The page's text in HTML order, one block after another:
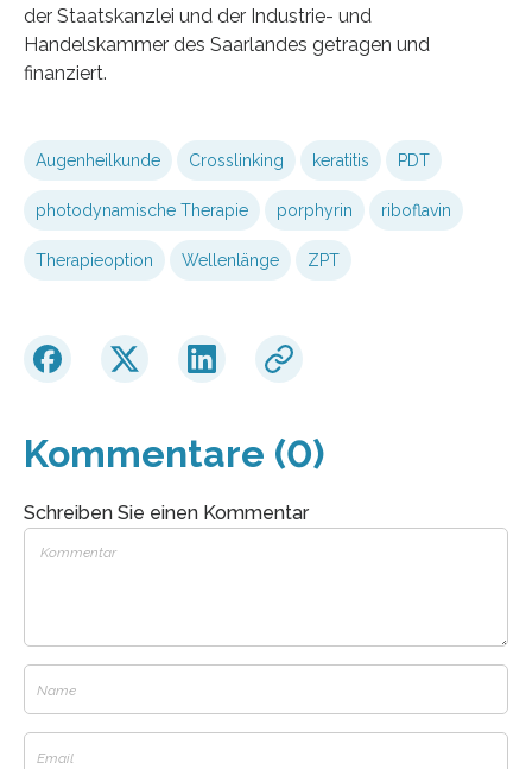
der Staatskanzlei und der Industrie- und
Handelskammer des Saarlandes getragen und
finanziert.
Augenheilkunde Crosslinking keratitis PDT
photodynamische Therapie porphyrin riboflavin
Therapieoption Wellenlänge ZPT
Kommentare (0)
Schreiben Sie einen Kommentar